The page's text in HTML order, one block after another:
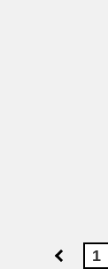
1